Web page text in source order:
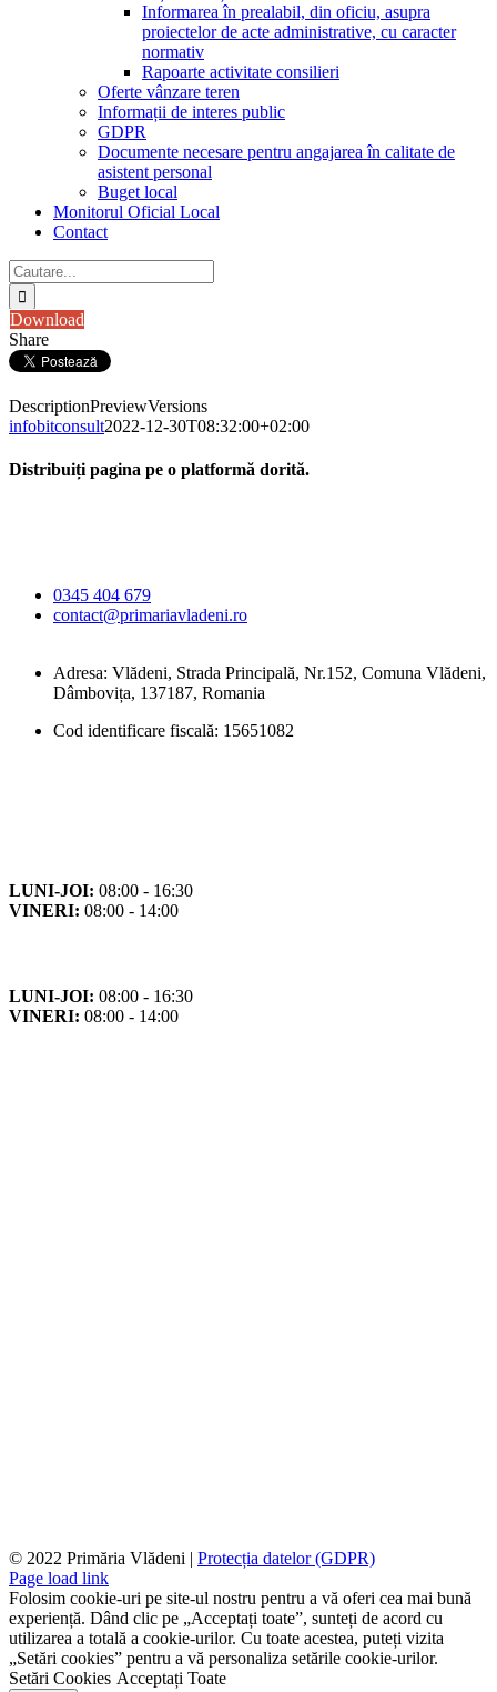
Informarea în prealabil, din oficiu, asupra
proiectelor de acte administrative, cu caracter
normativ
Rapoarte activitate consilieri
Oferte vânzare teren
Informații de interes public
GDPR
Documente necesare pentru angajarea în calitate de
asistent personal
Buget local
Monitorul Oficial Local
Contact
Cautare...
Download
Share
DescriptionPreviewVersions
infobitconsult2022-12-30T08:32:00+02:00
Distribuiți pagina pe o platformă dorită.
0345 404 679
contact@primariavladeni.ro
Adresa: Vlădeni, Strada Principală, Nr.152, Comuna Vlădeni,
Dâmbovița, 137187, Romania
Cod identificare fiscală: 15651082
LUNI-JOI: 08:00 - 16:30
VINERI: 08:00 - 14:00
LUNI-JOI: 08:00 - 16:30
VINERI: 08:00 - 14:00
© 2022 Primăria Vlădeni | Protecția datelor (GDPR)
Page load link
Folosim cookie-uri pe site-ul nostru pentru a vă oferi cea mai bună
experiență. Dând clic pe „Acceptați toate”, sunteți de acord cu
utilizarea a totală a cookie-urilor. Cu toate acestea, puteți vizita
„Setări cookies” pentru a vă personaliza setările cookie-urilor.
Setări Cookies Acceptați Toate